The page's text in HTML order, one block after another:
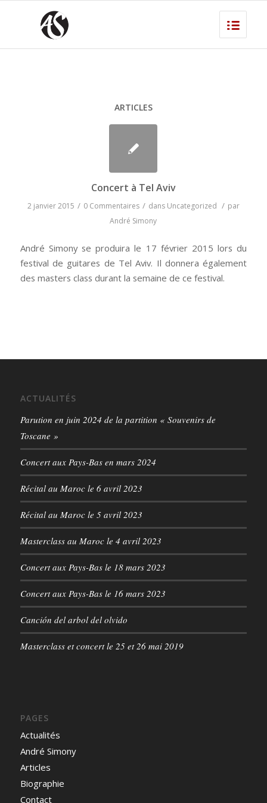
ARTICLES
Concert à Tel Aviv
2 janvier 2015 / 0 Commentaires / dans Uncategorized / par
André Simony
André Simony se produira le 17 février 2015 lors du
festival de guitares de Tel Aviv. Il donnera également
des masters class durant la semaine de ce festival.
ACTUALITÉS
Parution en juin 2024 de la partition « Souvenirs de
Toscane »
Concert aux Pays-Bas en mars 2024
Récital au Maroc le 6 avril 2023
Récital au Maroc le 5 avril 2023
Masterclass au Maroc le 4 avril 2023
Concert aux Pays-Bas le 18 mars 2023
Concert aux Pays-Bas le 16 mars 2023
Canción del arbol del olvido
Masterclass et concert le 25 et 26 mai 2019
PAGES
Actualités
André Simony
Articles
Biographie
Contact